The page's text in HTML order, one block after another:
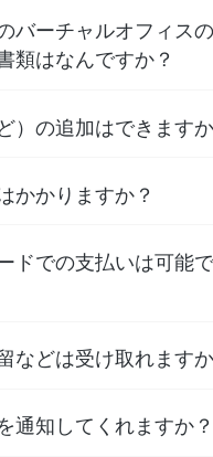
バーチャルオフィス
類はなんですか？
）の追加はできますか
かかりますか？
ドでの支払いは可能
などは受け取れますか
通知してくれますか？